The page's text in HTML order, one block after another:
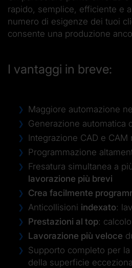
rapido, semplice, efficiente e
numero di esigenze dei tuoi
consente una produzione
I vantaggi in breve:
Maggiore automazione
Generazione automatica
Integrazione CAD e
Programmazione
Fresatura simultanea a
lavorazione più brevi
Crea facilmente
Anticollisioni indexato:
Prestazioni al top:
Lavorazione più veloce
Supporto completo per la
della superficie